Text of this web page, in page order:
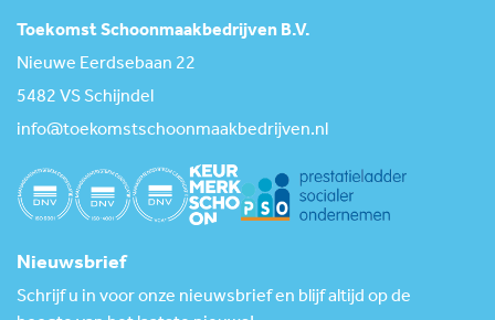
Toekomst Schoonmaakbedrijven B.V.
Nieuwe Eerdsebaan 22
5482 VS Schijndel
info@toekomstschoonmaakbedrijven.nl
Nieuwsbrief
Schrijf u in voor onze nieuwsbrief en blijf altijd op de